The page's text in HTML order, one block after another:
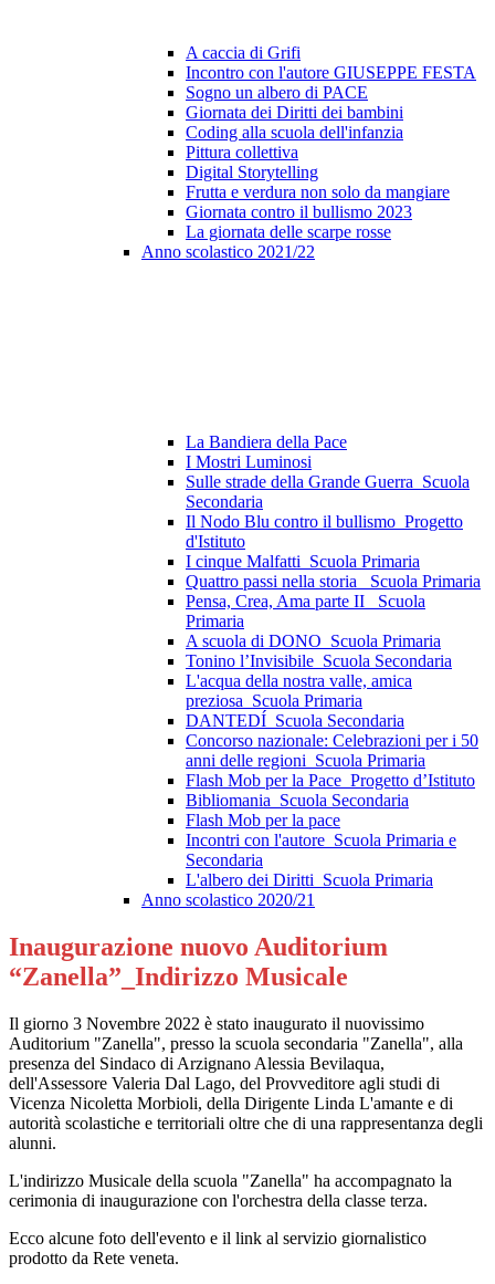
A caccia di Grifi
Incontro con l'autore GIUSEPPE FESTA
Sogno un albero di PACE
Giornata dei Diritti dei bambini
Coding alla scuola dell'infanzia
Pittura collettiva
Digital Storytelling
Frutta e verdura non solo da mangiare
Giornata contro il bullismo 2023
La giornata delle scarpe rosse
Anno scolastico 2021/22
La Bandiera della Pace
I Mostri Luminosi
Sulle strade della Grande Guerra_Scuola
Secondaria
Il Nodo Blu contro il bullismo_Progetto
d'Istituto
I cinque Malfatti_Scuola Primaria
Quattro passi nella storia_ Scuola Primaria
Pensa, Crea, Ama parte II _Scuola
Primaria
A scuola di DONO_Scuola Primaria
Tonino l’Invisibile_Scuola Secondaria
L'acqua della nostra valle, amica
preziosa_Scuola Primaria
DANTEDÍ_Scuola Secondaria
Concorso nazionale: Celebrazioni per i 50
anni delle regioni_Scuola Primaria
Flash Mob per la Pace_Progetto d’Istituto
Bibliomania_Scuola Secondaria
Flash Mob per la pace
Incontri con l'autore_Scuola Primaria e
Secondaria
L'albero dei Diritti_Scuola Primaria
Anno scolastico 2020/21
Inaugurazione nuovo Auditorium
“Zanella”_Indirizzo Musicale
Il giorno 3 Novembre 2022 è stato inaugurato il nuovissimo
Auditorium "Zanella", presso la scuola secondaria "Zanella", alla
presenza del Sindaco di Arzignano Alessia Bevilaqua,
dell'Assessore Valeria Dal Lago, del Provveditore agli studi di
Vicenza Nicoletta Morbioli, della Dirigente Linda L'amante e di
autorità scolastiche e territoriali oltre che di una rappresentanza degli
alunni.
L'indirizzo Musicale della scuola "Zanella" ha accompagnato la
cerimonia di inaugurazione con l'orchestra della classe terza.
Ecco alcune foto dell'evento e il link al servizio giornalistico
prodotto da Rete veneta.